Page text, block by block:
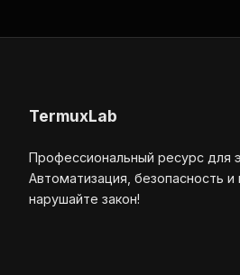
TermuxLab
Профессиональный ресурс для
Автоматизация, безопасность и
нарушайте закон!